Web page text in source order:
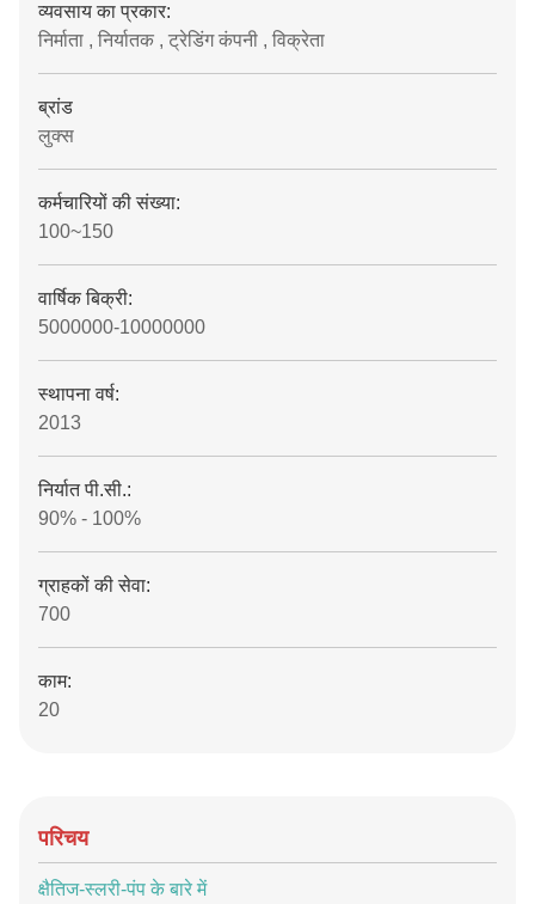
व्यवसाय का प्रकार:
निर्माता , निर्यातक , ट्रेडिंग कंपनी , विक्रेता
ब्रांड
लुक्स
कर्मचारियों की संख्या:
100~150
वार्षिक बिक्री:
5000000-10000000
स्थापना वर्ष:
2013
निर्यात पी.सी.:
90% - 100%
ग्राहकों की सेवा:
700
काम:
20
परिचय
क्षैतिज-स्लरी-पंप के बारे में